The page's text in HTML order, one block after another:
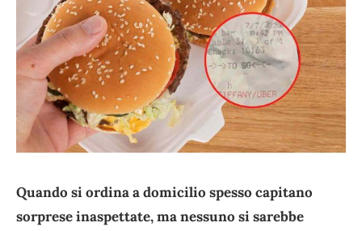
Quando si ordina a domicilio spesso capitano
sorprese inaspettate, ma nessuno si sarebbe